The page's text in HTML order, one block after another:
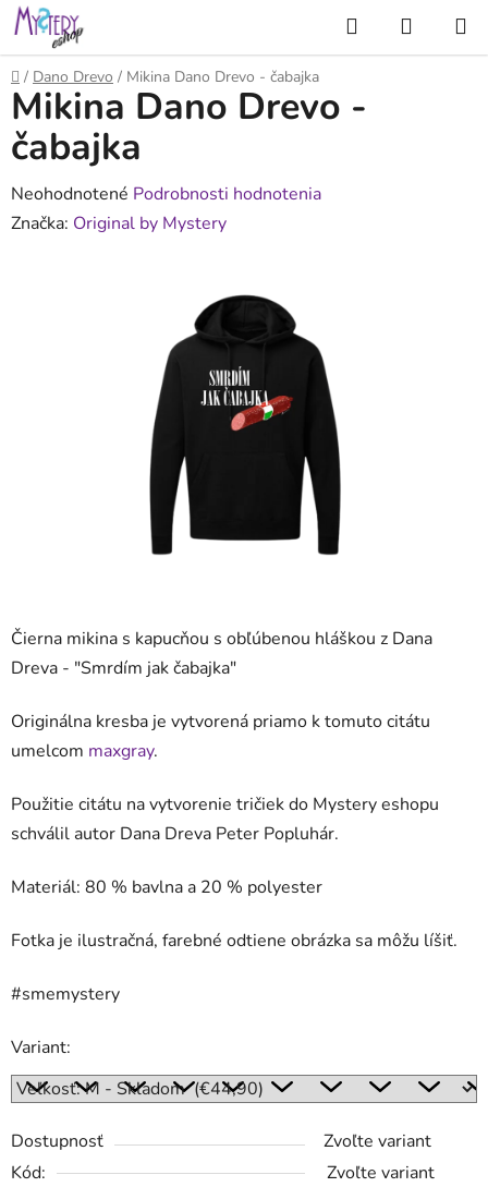
Prejsť
na
obsah
Hľadať
KOŠÍK
Domov
/ Dano Drevo / Mikina Dano Drevo - čabajka
Čierna mikina s kapucňou s obľúbenou hláškou z Dana
Dreva - "Smrdím jak čabajka"
Originálna kresba je vytvorená priamo k tomuto citátu
umelcom maxgray.
Použitie citátu na vytvorenie tričiek do Mystery eshopu
schválil autor Dana Dreva Peter Popluhár.
Materiál: 80 % bavlna a 20 % polyester
Fotka je ilustračná, farebné odtiene obrázka sa môžu líšiť.
#smemystery
Variant:
Dostupnosť
Zvoľte variant
Kód:
Zvoľte variant
Mikina Dano Drevo -
čabajka
Priemerné
hodnotenie
Neohodnotené Podrobnosti hodnotenia
Značka: Original by Mystery